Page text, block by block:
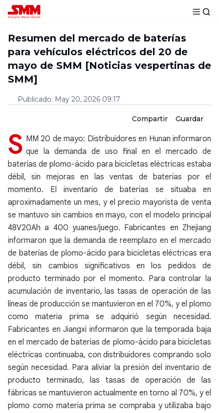
Resumen del mercado de baterías
para vehículos eléctricos del 20 de
mayo de SMM [Noticias vespertinas de
SMM]
Publicado: May 20, 2026 09:17
Compartir Guardar
S MM 20 de mayo: Distribuidores en Hunan informaron
que la demanda de uso final en el mercado de
baterías de plomo-ácido para bicicletas eléctricas estaba
débil, sin mejoras en las ventas de baterías por el
momento. El inventario de baterías se situaba en
aproximadamente un mes, y el precio mayorista de venta
se mantuvo sin cambios en mayo, con el modelo principal
48V20Ah a 400 yuanes/juego. Fabricantes en Zhejiang
informaron que la demanda de reemplazo en el mercado
de baterías de plomo-ácido para bicicletas eléctricas era
débil, sin cambios significativos en los pedidos de
producto terminado por el momento. Para controlar la
acumulación de inventario, las tasas de operación de las
líneas de producción se mantuvieron en el 70%, y el plomo
como materia prima se adquirió según necesidad.
Fabricantes en Jiangxi informaron que la temporada baja
en el mercado de baterías de plomo-ácido para bicicletas
eléctricas continuaba, con distribuidores comprando solo
según necesidad. Para aliviar la presión del inventario de
producto terminado, las tasas de operación de las
fábricas se mantuvieron actualmente en torno al 70%, y el
plomo como materia prima se compraba y utilizaba bajo